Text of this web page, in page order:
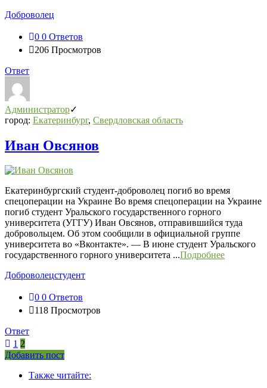
Доброволец
0 0 Ответов
206 Просмотров
Ответ
Администратор
город: Екатеринбург, Свердловская область
Иван Овсянов
Екатеринбургский студент-доброволец погиб во время
спецоперации на Украине Во время спецоперации на Украине
погиб студент Уральского государственного горного
университета (УГГУ) Иван Овсянов, отправившийся туда
добровольцем. Об этом сообщили в официальной группе
университета во «Вконтакте». — В июне студент Уральского
государственного горного университета ...Подробнее
Доброволецстудент
0 0 Ответов
118 Просмотров
Ответ
1 2
Боковая
панель
Добавить пост
120x600Также читайте: